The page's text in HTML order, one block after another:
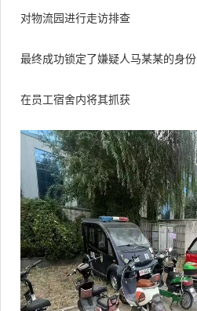
对物流园进行走访排查
最终成功锁定了嫌疑人马某某的身份
在员工宿舍内将其抓获